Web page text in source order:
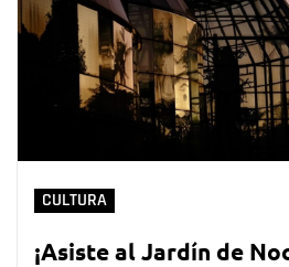
CULTURA
¡Asiste al Jardín de